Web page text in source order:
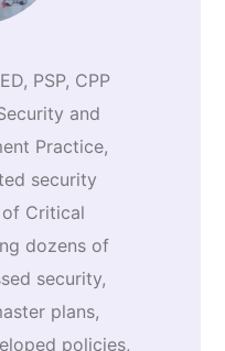
PSP, CPP
and
Practice,
security
Critical
dozens of
security,
plans,
policies,